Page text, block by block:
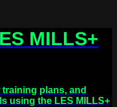
MILLS+
plans, and
using the LES MILLS+